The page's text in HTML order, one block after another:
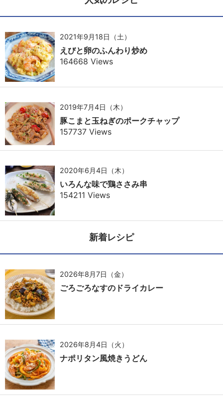
2021年9月18日（土）
えびと卵のふんわり炒め
164668 Views
2019年7月4日（木）
豚こまと玉ねぎのポークチャップ
157737 Views
2020年6月4日（木）
いろんな味で鶏ささみ串
154211 Views
新着レシピ
2026年8月7日（金）
ごろごろなすのドライカレー
2026年8月4日（火）
ナポリタン風焼きうどん